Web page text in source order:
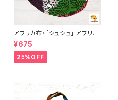
アフリカ布・「シュシュ」 アフリカ
ンプリント パーニュ カンガ キテ
ンゲ トートバッグ エコバッグ ギ
ニア フェアトレード INUWALIA
FRICA
¥675
25%OFF